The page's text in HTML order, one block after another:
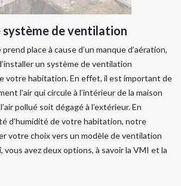
de ventilation
place à cause d’un manque d’aération,
un système de ventilation
votre habitation. En effet, il est important de
l’air qui circule à l’intérieur de la maison
pollué soit dégagé à l’extérieur. En
d’humidité de votre habitation, notre
votre choix vers un modèle de ventilation
vous avez deux options, à savoir la VMI et la